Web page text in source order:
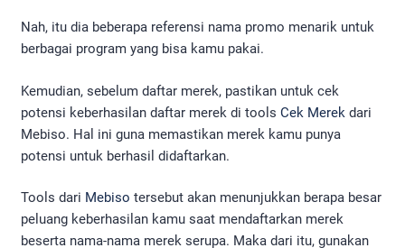
Nah, itu dia beberapa referensi nama promo menarik untuk
berbagai program yang bisa kamu pakai.
Kemudian, sebelum daftar merek, pastikan untuk cek
potensi keberhasilan daftar merek di tools Cek Merek dari
Mebiso. Hal ini guna memastikan merek kamu punya
potensi untuk berhasil didaftarkan.
Tools dari Mebiso tersebut akan menunjukkan berapa besar
peluang keberhasilan kamu saat mendaftarkan merek
beserta nama-nama merek serupa. Maka dari itu, gunakan